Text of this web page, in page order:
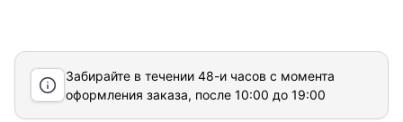
Забирайте в течении 48-и часов с момента
оформления заказа, после 10:00 до 19:00